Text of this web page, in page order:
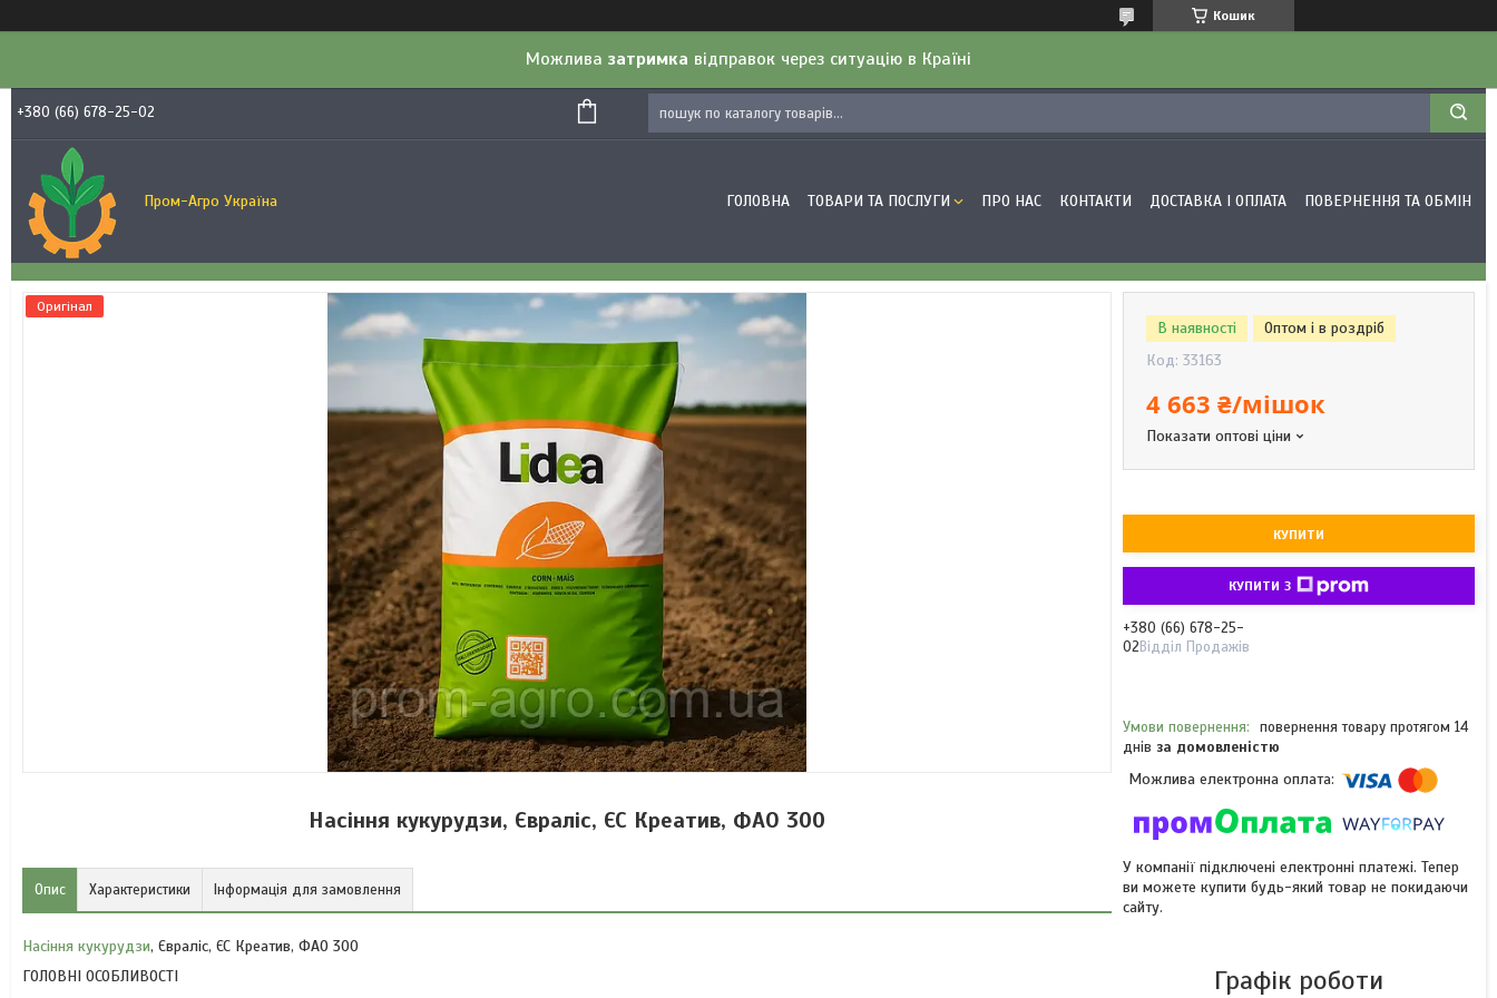
Кошик
Можлива затримка відправок через ситуацію в Країні
+380 (66) 678-25-02
Пром-Агро Україна ГОЛОВНА ТОВАРИ ТА ПОСЛУГИ ПРО НАС КОНТАКТИ ДОСТАВКА І ОПЛАТА ПОВЕРНЕННЯ ТА ОБМІН
Оригінал
Насіння кукурудзи, Євраліс, ЄС Креатив, ФАО 300
Опис Характеристики Інформація для замовлення
Насіння кукурудзи, Євраліс, ЄС Креатив, ФАО 300
ГОЛОВНІ ОСОБЛИВОСТІ
В наявності
Оптом і в роздріб
Код: 33163
4 663 ₴/мішок
Показати оптові ціни
КУПИТИ
КУПИТИ З
+380 (66) 678-25-
02Відділ Продажів
повернення товару протягом 14
днів за домовленістю
У компанії підключені електронні платежі. Тепер
ви можете купити будь-який товар не покидаючи
сайту.
Графік роботи